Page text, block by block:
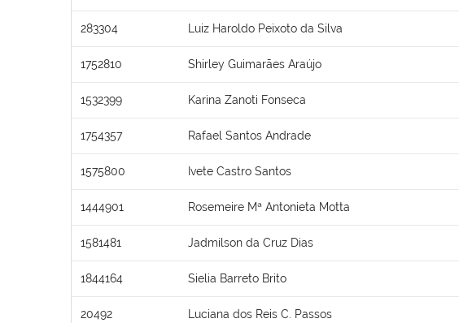
283304 Luiz Haroldo Peixoto da Silva
1752810 Shirley Guimarães Araújo
1532399 Karina Zanoti Fonseca
1754357 Rafael Santos Andrade
1575800 Ivete Castro Santos
1444901 Rosemeire Mª Antonieta Motta
1581481 Jadmilson da Cruz Dias
1844164 Sielia Barreto Brito
20492 Luciana dos Reis C. Passos